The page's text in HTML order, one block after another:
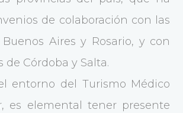
de colaboración con las
Aires y Rosario, y con
de Córdoba y Salta.
entorno del Turismo Médico
es elemental tener presente